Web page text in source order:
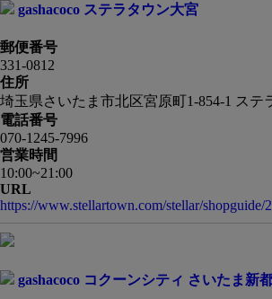
gashacoco ステラタウン大宮
郵便番号
331-0812
住所
埼玉県さいたま市北区宮原町1-854-1 ステ
電話番号
070-1245-7996
営業時間
10:00~21:00
URL
https://www.stellartown.com/stellar/shopguide/
gashacoco コクーンシティ さいたま新